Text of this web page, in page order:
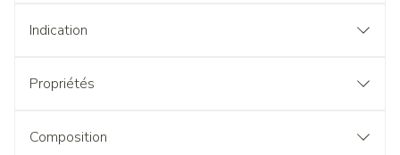
Indication
Propriétés
Composition